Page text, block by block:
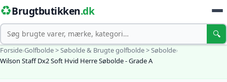
♻️Brugtbutikken.dk
Søg 🔍
Forside›Golfbolde > Søbolde & Brugte golfbolde > Søbolde›
Wilson Staff Dx2 Soft Hvid Herre Søbolde - Grade A